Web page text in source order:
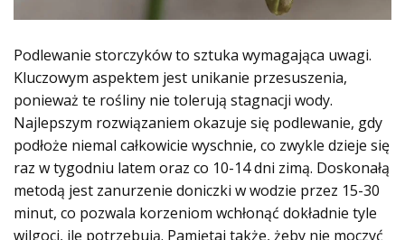
Podlewanie storczyków to sztuka wymagająca uwagi.
Kluczowym aspektem jest unikanie przesuszenia,
ponieważ te rośliny nie tolerują stagnacji wody.
Najlepszym rozwiązaniem okazuje się podlewanie, gdy
podłoże niemal całkowicie wyschnie, co zwykle dzieje się
raz w tygodniu latem oraz co 10-14 dni zimą. Doskonałą
metodą jest zanurzenie doniczki w wodzie przez 15-30
minut, co pozwala korzeniom wchłonąć dokładnie tyle
wilgoci, ile potrzebują. Pamiętaj także, żeby nie moczyć